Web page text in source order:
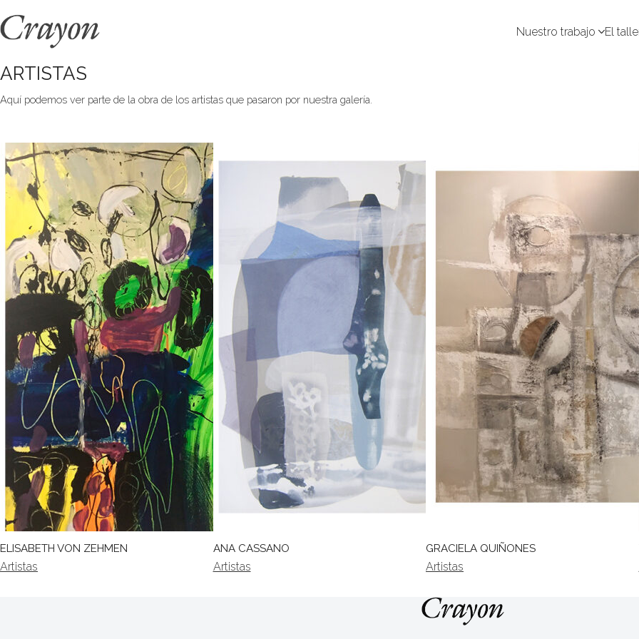
Nuestro trabajo El
ARTISTAS
Aquí podemos ver parte de la obra de los artistas que pasaron por nuestra galería.
ELISABETH VON ZEHMEN
Artistas
ANA CASSANO
Artistas
GRACIELA QUIÑONES
Artistas